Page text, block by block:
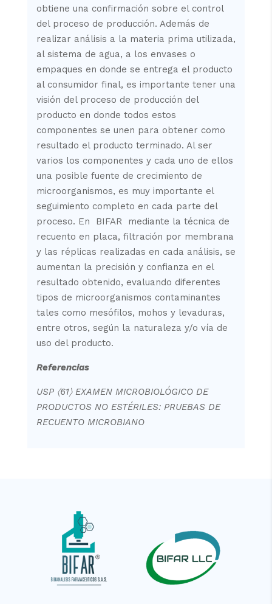
obtiene una confirmación sobre el control
del proceso de producción. Además de
realizar análisis a la materia prima utilizada,
al sistema de agua, a los envases o
empaques en donde se entrega el producto
al consumidor final, es importante tener una
visión del proceso de producción del
producto en donde todos estos
componentes se unen para obtener como
resultado el producto terminado. Al ser
varios los componentes y cada uno de ellos
una posible fuente de crecimiento de
microorganismos, es muy importante el
seguimiento completo en cada parte del
proceso. En BIFAR mediante la técnica de
recuento en placa, filtración por membrana
y las réplicas realizadas en cada análisis, se
aumentan la precisión y confianza en el
resultado obtenido, evaluando diferentes
tipos de microorganismos contaminantes
tales como mesófilos, mohos y levaduras,
entre otros, según la naturaleza y/o vía de
uso del producto.
Referencias
USP 〈61〉EXAMEN MICROBIOLÓGICO DE
PRODUCTOS NO ESTÉRILES: PRUEBAS DE
RECUENTO MICROBIANO